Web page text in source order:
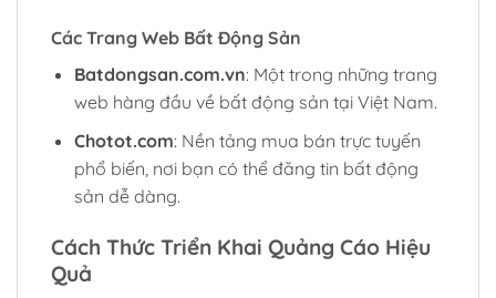
Các Trang Web Bất Động Sản
Batdongsan.com.vn: Một trong những trang
web hàng đầu về bất động sản tại Việt Nam.
Chotot.com: Nền tảng mua bán trực tuyến
phổ biến, nơi bạn có thể đăng tin bất động
sản dễ dàng.
Cách Thức Triển Khai Quảng Cáo Hiệu
Quả